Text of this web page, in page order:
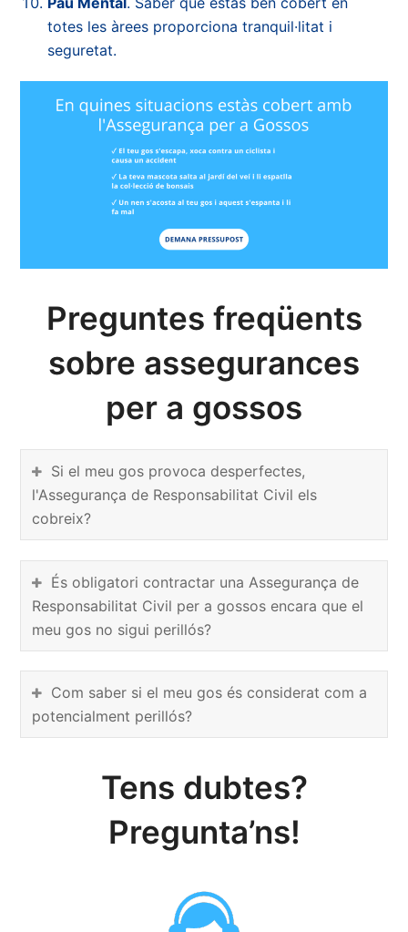
totes les àrees proporciona tranquil·litat i
seguretat.
Preguntes freqüents
sobre assegurances
per a gossos
Si el meu gos provoca desperfectes,
l'Assegurança de Responsabilitat Civil els
cobreix?
És obligatori contractar una Assegurança de
Responsabilitat Civil per a gossos encara que el
meu gos no sigui perillós?
Com saber si el meu gos és considerat com a
potencialment perillós?
Tens dubtes?
Pregunta’ns!